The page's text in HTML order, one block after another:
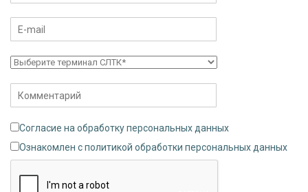
Согласие на обработку персональных данных
Ознакомлен с политикой обработки персональных данных